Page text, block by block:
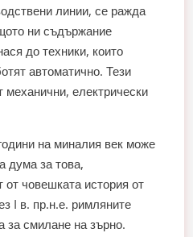
линии, се ражда
ни съдържание
до техники, които
автоматично. Тези
електрически
на миналия век може
дума за това,
от човешката история от
I в. пр.н.е. римляните
за смилане на зърно.